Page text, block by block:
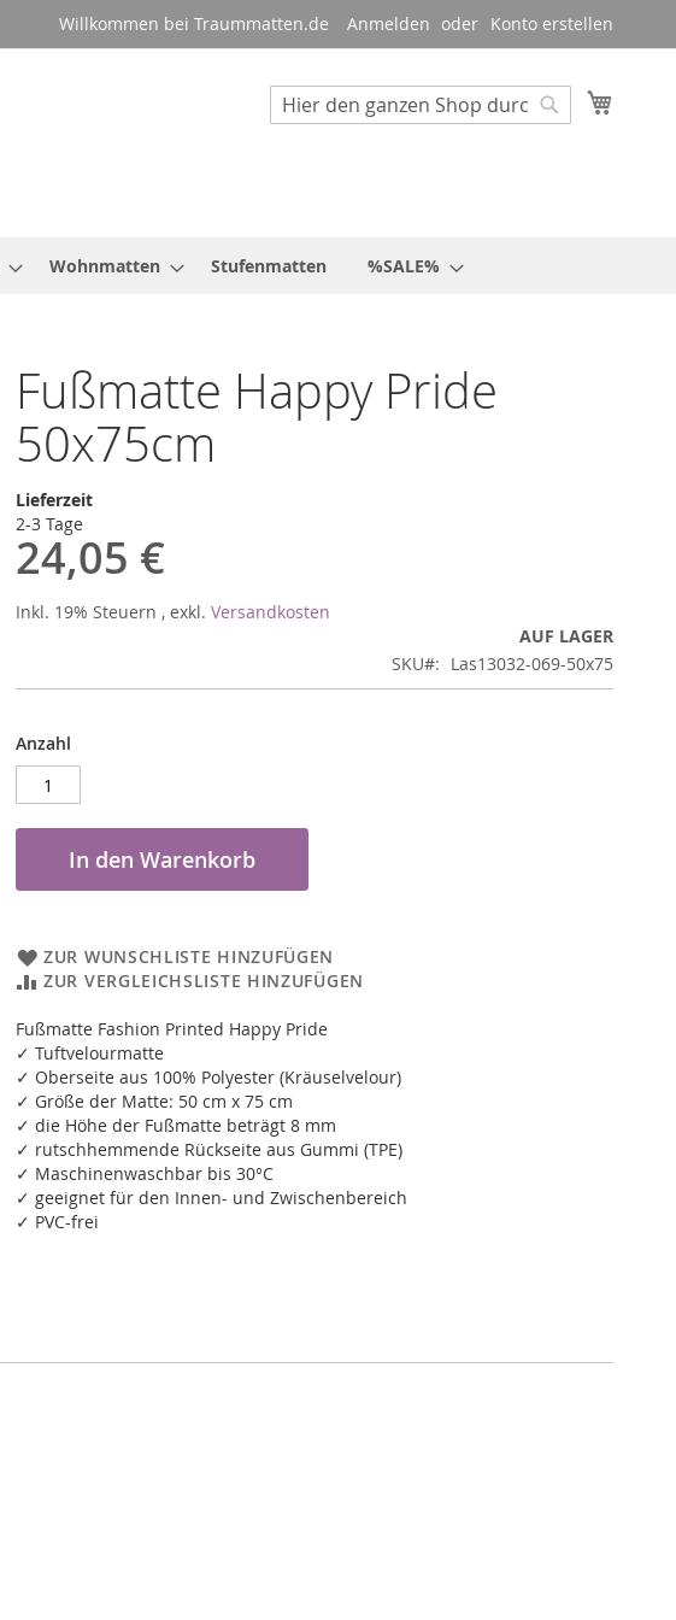
Willkommen bei Traummatten.de Anmelden Konto erstellen
Suche
Wohnmatten Stufenmatten %SALE%
Fußmatte Happy Pride
50x75cm
Lieferzeit
2-3 Tage
24,05 €
Inkl. 19% Steuern , exkl. Versandkosten
AUF LAGER
SKU
Las13032-069-50x75
Anzahl
In den Warenkorb
ZUR WUNSCHLISTE HINZUFÜGEN
ZUR VERGLEICHSLISTE HINZUFÜGEN
Fußmatte Fashion Printed Happy Pride
✓ Tuftvelourmatte
✓ Oberseite aus 100% Polyester (Kräuselvelour)
✓ Größe der Matte: 50 cm x 75 cm
✓ die Höhe der Fußmatte beträgt 8 mm
✓ rutschhemmende Rückseite aus Gummi (TPE)
✓ Maschinenwaschbar bis 30°C
✓ geeignet für den Innen- und Zwischenbereich
✓ PVC-frei